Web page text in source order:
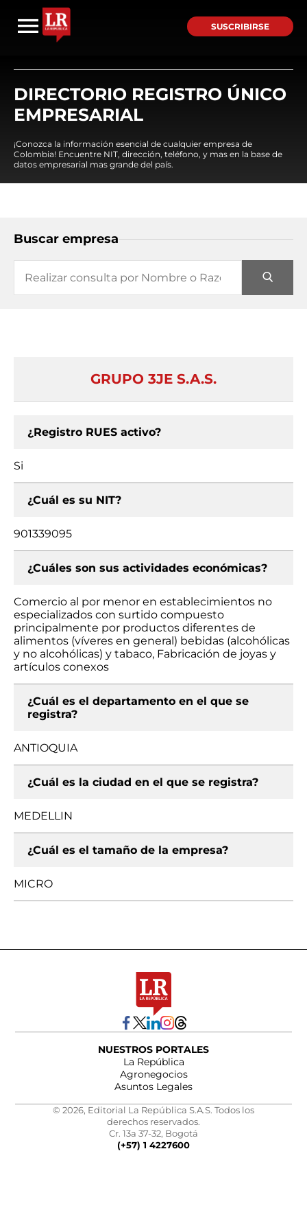
SUSCRIBIRSE
DIRECTORIO REGISTRO ÚNICO
EMPRESARIAL
¡Conozca la información esencial de cualquier empresa de
Colombia! Encuentre NIT, dirección, teléfono, y mas en la base de
datos empresarial mas grande del país.
Buscar empresa
GRUPO 3JE S.A.S.
¿Registro RUES activo?
Si
¿Cuál es su NIT?
901339095
¿Cuáles son sus actividades económicas?
Comercio al por menor en establecimientos no
especializados con surtido compuesto
principalmente por productos diferentes de
alimentos (víveres en general) bebidas (alcohólicas
y no alcohólicas) y tabaco, Fabricación de joyas y
artículos conexos
¿Cuál es el departamento en el que se
registra?
ANTIOQUIA
¿Cuál es la ciudad en el que se registra?
MEDELLIN
¿Cuál es el tamaño de la empresa?
MICRO
NUESTROS PORTALES
La República
Agronegocios
Asuntos Legales
© 2026, Editorial La República S.A.S. Todos los
derechos reservados.
Cr. 13a 37-32, Bogotá
(+57) 1 4227600